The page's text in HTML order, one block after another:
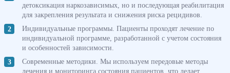
детоксикация наркозависимых, но и последующая реабилитация
для закрепления результата и снижения риска рецидивов.
Индивидуальные программы. Пациенты проходят лечение по
индивидуальной программе, разработанной с учетом состояния
и особенностей зависимости.
Современные методики. Мы используем передовые методы
лечения и мониторинга состояния пациентов, что делает